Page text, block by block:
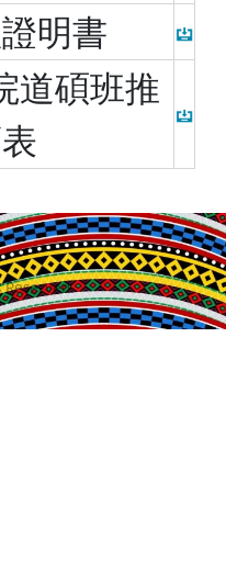
明書
道碩班推
Reserved.